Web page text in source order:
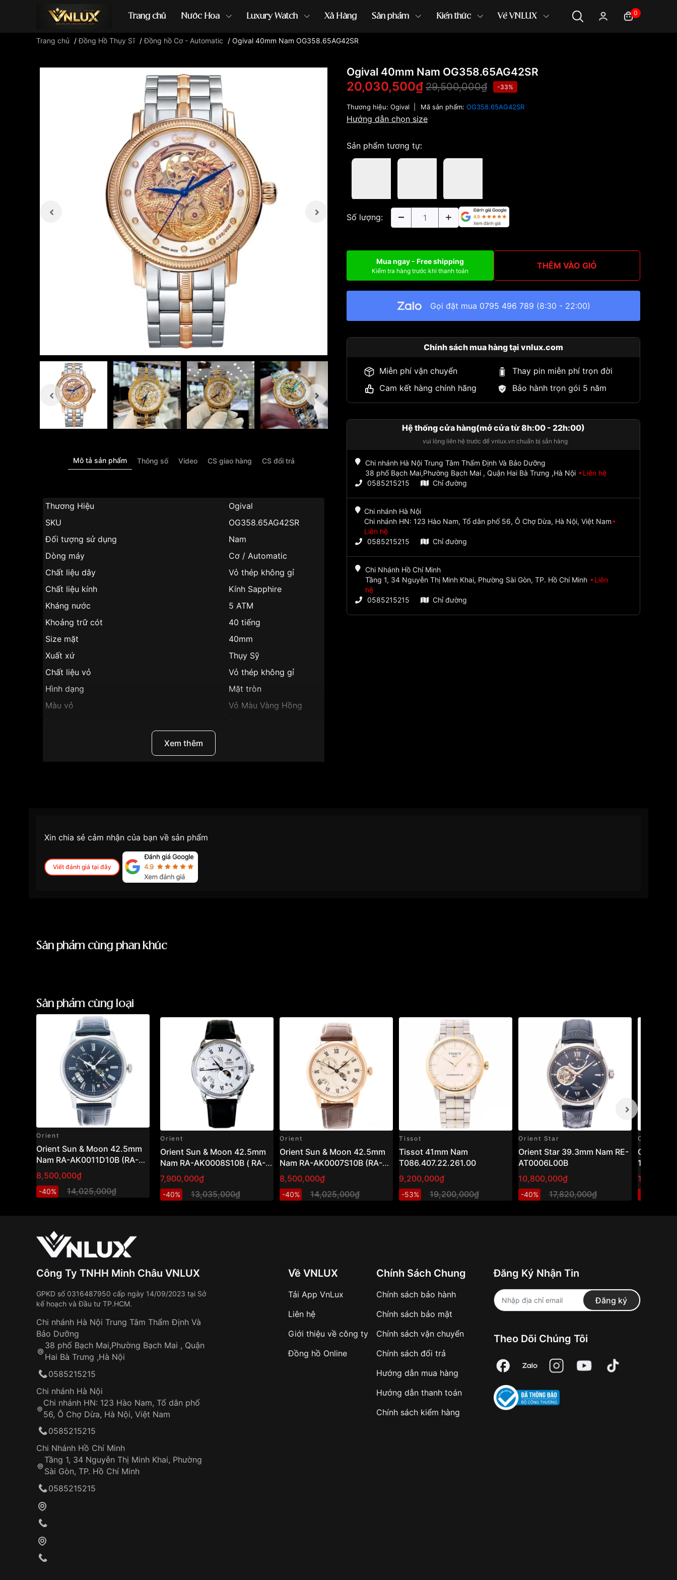
Trang chủ Nước Hoa Luxury Watch Xả Hàng Sản phẩm Kiến thức Về VNLUX 0
Đồng hồ casio đồng hồ G-Shock đồng hồ Orient ...
Trang chủ /Đồng Hồ Thụy Sĩ /Đồng hồ Cơ - Automatic / Ogival 40mm Nam OG358.65AG42SR
Mô tả sản phẩm Thông số Video CS giao hàng CS đổi trả
Thương Hiệu
Ogival
SKU
OG358.65AG42SR
Đối tượng sử dụng
Nam
Dòng máy
Cơ / Automatic
Chất liệu dây
Vỏ thép không gỉ
Chất liệu kính
Kính Sapphire
Kháng nước
5 ATM
Khoảng trữ cót
40 tiếng
Size mặt
40mm
Xuất xứ
Thụy Sỹ
Chất liệu vỏ
Vỏ thép không gỉ
Hình dạng
Mặt tròn
Màu vỏ
Vỏ Màu Vàng Hồng
Xem thêm
Ogival 40mm Nam OG358.65AG42SR
20,030,500₫ 29,500,000₫ -33%
Thương hiệu: Ogival Mã sản phẩm: OG358.65AG42SR
Hướng dẫn chọn size
Sản phẩm tương tự:
Số lượng:
Mua ngay - Free shipping
Kiểm tra hàng trước khi thanh toán THÊM VÀO GIỎ
Gọi đặt mua 0795 496 789 (8:30 - 22:00)
Chính sách mua hàng tại vnlux.com
Miễn phí vận chuyển
Thay pin miễn phí trọn đời
Cam kết hàng chính hãng
Bảo hành trọn gói 5 năm
Hệ thống cửa hàng(mở cửa từ 8h:00 - 22h:00)
vui lòng liên hệ trước để vnlux.vn chuẩn bị sẵn hàng
Chi nhánh Hà Nội Trung Tâm Thẩm Định Và Bảo Dưỡng
38 phố Bạch Mai,Phường Bạch Mai , Quận Hai Bà Trưng ,Hà Nội
Liên hệ
0585215215
Chỉ đường
Chi nhánh Hà Nội
Chi nhánh HN: 123 Hào Nam, Tổ dân phố 56, Ô Chợ Dừa, Hà Nội, Việt Nam
Liên hệ
0585215215
Chỉ đường
Chi Nhánh Hồ Chí Minh
Tầng 1, 34 Nguyễn Thị Minh Khai, Phường Sài Gòn, TP. Hồ Chí Minh
Liên
hệ
0585215215
Chỉ đường
Xin chia sẻ cảm nhận của bạn về sản phẩm
Viết đánh giá tại đây
Sản phẩm cùng phân khúc
Sản phẩm cùng loại
Orient
Orient Sun & Moon 42.5mm
Nam RA-AK0011D10B (RA-
AK0011D30B)
8,500,000₫
-40% 14,025,000₫
Orient
Orient Sun & Moon 42.5mm
Nam RA-AK0008S10B ( RA-
AK0008S30B )
7,900,000₫
-40% 13,035,000₫
Orient
Orient Sun & Moon 42.5mm
Nam RA-AK0007S10B (RA-
AK0007S30B)
8,500,000₫
-40% 14,025,000₫
Tissot
Tissot 41mm Nam
T086.407.22.261.00
9,200,000₫
-53% 19,200,000₫
Orient Star
Orient Star 39.3mm Nam RE-
AT0006L00B
10,800,000₫
-40% 17,820,000₫
Casio
Casio
Công Ty TNHH Minh Châu VNLUX
GPKD số 0316487950 cấp ngày 14/09/2023 tại Sở
kế hoạch và Đầu tư TP.HCM.
Chi nhánh Hà Nội Trung Tâm Thẩm Định Và
Bảo Dưỡng
38 phố Bạch Mai,Phường Bạch Mai , Quận
Hai Bà Trưng ,Hà Nội
0585215215
Chi nhánh Hà Nội
Chi nhánh HN: 123 Hào Nam, Tổ dân phố
56, Ô Chợ Dừa, Hà Nội, Việt Nam
0585215215
Chi Nhánh Hồ Chí Minh
Tầng 1, 34 Nguyễn Thị Minh Khai, Phường
Sài Gòn, TP. Hồ Chí Minh
0585215215
Về VNLUX
Tải App VnLux
Liên hệ
Giới thiệu về công ty
Đồng hồ Online
Chính Sách Chung
Chính sách bảo hành
Chính sách bảo mật
Chính sách vận chuyển
Chính sách đổi trả
Hướng dẫn mua hàng
Hướng dẫn thanh toán
Chính sách kiểm hàng
Đăng Ký Nhận Tin
Đăng ký
Theo Dõi Chúng Tôi